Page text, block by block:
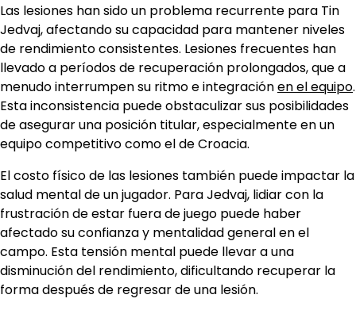
Las lesiones han sido un problema recurrente para Tin
Jedvaj, afectando su capacidad para mantener niveles
de rendimiento consistentes. Lesiones frecuentes han
llevado a períodos de recuperación prolongados, que a
menudo interrumpen su ritmo e integraciónen el equipo.
Esta inconsistencia puede obstaculizar sus posibilidades
de asegurar una posición titular, especialmente en un
equipo competitivo como el de Croacia.
El costo físico de las lesiones también puede impactar la
salud mental de un jugador. Para Jedvaj, lidiar con la
frustración de estar fuera de juego puede haber
afectado su confianza y mentalidad general en el
campo. Esta tensión mental puede llevar a una
disminución del rendimiento, dificultando recuperar la
forma después de regresar de una lesión.